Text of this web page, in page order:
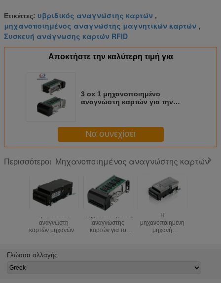
Ετικέττες: υβριδικός αναγνώστης καρτών ,
μηχανοποιημένος αναγνώστης μαγνητικών καρτών ,
Συσκευή ανάγνωσης καρτών RFID
Αποκτήστε την καλύτερη τιμή για
3 σε 1 μηχανοποιημένο
αναγνώστη καρτών για την
ολοκληρωμένου κυκλώματος,
μαγνητική κάρτα που διαβάζεται
Να συνεχίσει
Περισσότεροι Μηχανοποιημένος αναγνώστης καρτών
Τρία σε έναν
αναγνώστη
καρτών μηχανών
Μηχανοποιημένος
αναγνώστης
καρτών για το
Η
μηχανοποιημένη
μηχανή
καρτών
Γλώσσα αλλαγής